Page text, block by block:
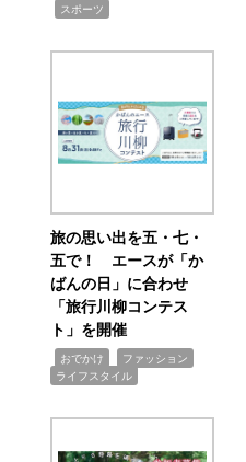
スポーツ
旅の思い出を五・七・
五で！ エースが「か
ばんの日」に合わせ
「旅行川柳コンテス
ト」を開催
おでかけ ファッション
ライフスタイル